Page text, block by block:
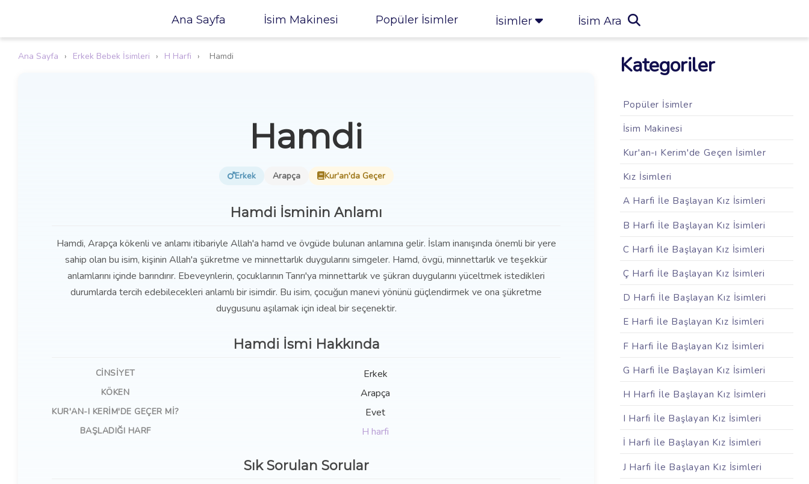
Ana Sayfa İsim Makinesi Popüler İsimler İsimler İsim Ara
Ana Sayfa › Erkek Bebek İsimleri › H Harfi › Hamdi
Hamdi
Erkek Arapça Kur'an'da Geçer
Hamdi İsminin Anlamı
Hamdi, Arapça kökenli ve anlamı itibariyle Allah'a hamd ve övgüde bulunan anlamına gelir. İslam inanışında önemli bir yere
sahip olan bu isim, kişinin Allah'a şükretme ve minnettarlık duygularını simgeler. Hamd, övgü, minnettarlık ve teşekkür
anlamlarını içinde barındırır. Ebeveynlerin, çocuklarının Tanrı'ya minnettarlık ve şükran duygularını yüceltmek istedikleri
durumlarda tercih edebilecekleri anlamlı bir isimdir. Bu isim, çocuğun manevi yönünü güçlendirmek ve ona şükretme
duygusunu aşılamak için ideal bir seçenektir.
Hamdi İsmi Hakkında
CINSIYET Erkek
KÖKEN Arapça
KUR'AN-I KERIM'DE GEÇER MI? Evet
BAŞLADIĞI HARF H harfi
Sık Sorulan Sorular
Kategoriler
Popüler İsimler
İsim Makinesi
Kur'an-ı Kerim'de Geçen İsimler
Kız İsimleri
A Harfi İle Başlayan Kız İsimleri
B Harfi İle Başlayan Kız İsimleri
C Harfi İle Başlayan Kız İsimleri
Ç Harfi İle Başlayan Kız İsimleri
D Harfi İle Başlayan Kız İsimleri
E Harfi İle Başlayan Kız İsimleri
F Harfi İle Başlayan Kız İsimleri
G Harfi İle Başlayan Kız İsimleri
H Harfi İle Başlayan Kız İsimleri
I Harfi İle Başlayan Kız İsimleri
İ Harfi İle Başlayan Kız İsimleri
J Harfi İle Başlayan Kız İsimleri